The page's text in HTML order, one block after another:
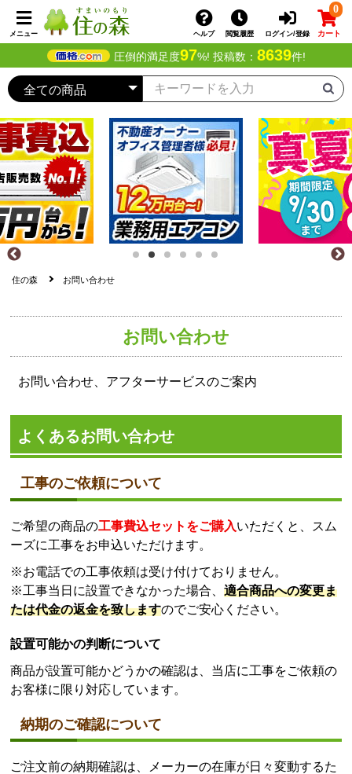
メニュー ヘルプ 閲覧履歴 ログイン/登録
0
カート
圧倒的満足度97%! 投稿数： 8639件!
住の森 お問い合わせ
お問い合わせ
お問い合わせ、アフターサービスのご案内
よくあるお問い合わせ
工事のご依頼について
ご希望の商品の工事費込セットをご購入いただくと、スム
ーズに工事をお申込いただけます。
※お電話での工事依頼は受け付けておりません。
※工事当日に設置できなかった場合、適合商品への変更ま
たは代金の返金を致しますのでご安心ください。
設置可能かの判断について
商品が設置可能かどうかの確認は、当店に工事をご依頼の
お客様に限り対応しています。
納期のご確認について
ご注文前の納期確認は、メーカーの在庫が日々変動するた